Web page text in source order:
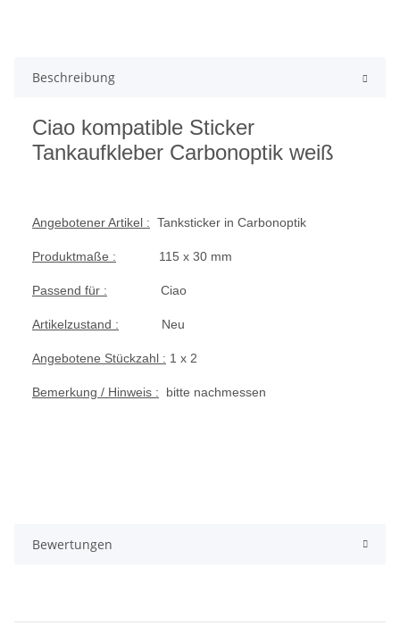
Beschreibung
Ciao kompatible Sticker
Tankaufkleber Carbonoptik weiß
Angebotener Artikel : Tanksticker in Carbonoptik
Produktmaße : 115 x 30 mm
Passend für : Ciao
Artikelzustand : Neu
Angebotene Stückzahl : 1 x 2
Bemerkung / Hinweis : bitte nachmessen
Bewertungen